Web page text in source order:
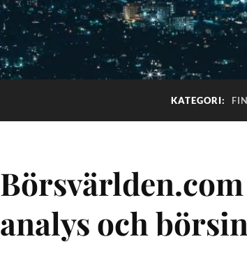
KATEGORI:
analys och